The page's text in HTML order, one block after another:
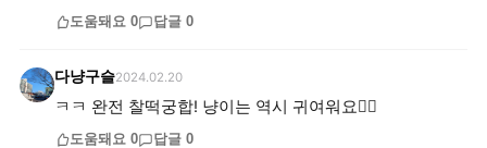
도움돼요 0 답글 0
다냥구슬2024.02.20
ㅋㅋ 완전 찰떡궁합! 냥이는 역시 귀여워요👍🏻
도움돼요 0 답글 0